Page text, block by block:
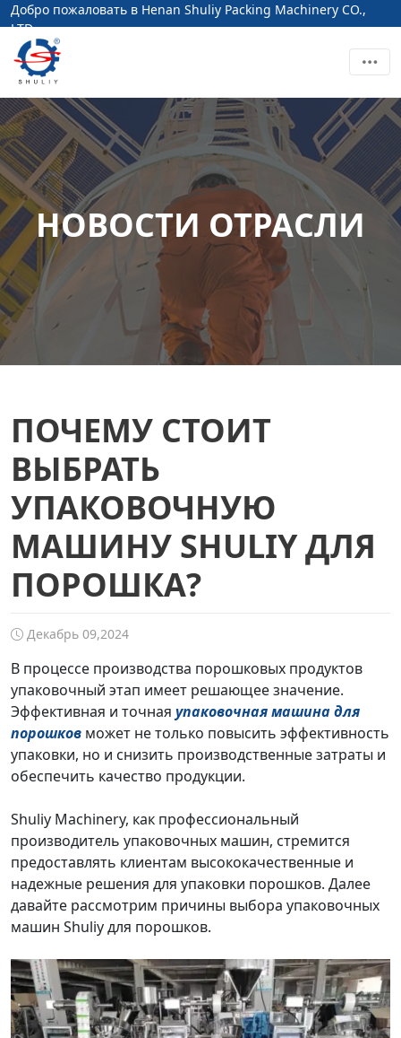
Добро пожаловать в Henan Shuliy Packing Machinery CO.,
LTD
НОВОСТИ ОТРАСЛИ
ПОЧЕМУ СТОИТ
ВЫБРАТЬ
УПАКОВОЧНУЮ
МАШИНУ SHULIY ДЛЯ
ПОРОШКА?
Декабрь 09,2024
В процессе производства порошковых продуктов
упаковочный этап имеет решающее значение.
Эффективная и точная упаковочная машина для
порошков может не только повысить эффективность
упаковки, но и снизить производственные затраты и
обеспечить качество продукции.
Shuliy Machinery, как профессиональный
производитель упаковочных машин, стремится
предоставлять клиентам высококачественные и
надежные решения для упаковки порошков. Далее
давайте рассмотрим причины выбора упаковочных
машин Shuliy для порошков.